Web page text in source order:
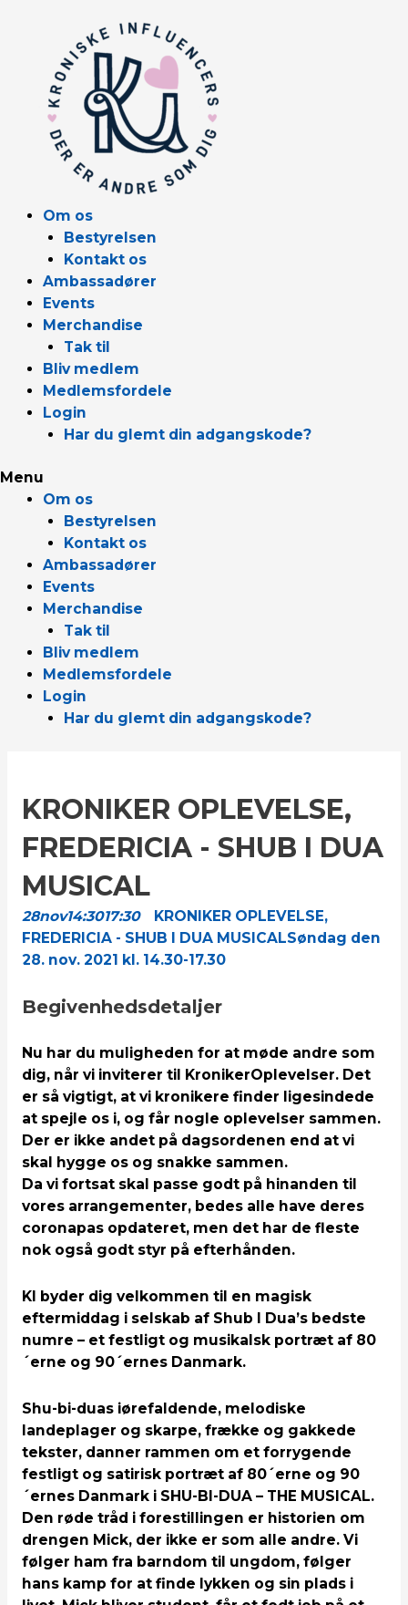
indholdet
Om os
Bestyrelsen
Kontakt os
Ambassadører
Events
Merchandise
Tak til
Bliv medlem
Medlemsfordele
Login
Har du glemt din adgangskode?
Menu
Om os
Bestyrelsen
Kontakt os
Ambassadører
Events
Merchandise
Tak til
Bliv medlem
Medlemsfordele
Login
Har du glemt din adgangskode?
KRONIKER OPLEVELSE,
FREDERICIA - SHUB I DUA
MUSICAL
28nov14:3017:30
KRONIKER OPLEVELSE,
FREDERICIA - SHUB I DUA MUSICALSøndag den
28. nov. 2021 kl. 14.30-17.30
Begivenhedsdetaljer
Nu har du muligheden for at møde andre som
dig, når vi inviterer til KronikerOplevelser. Det
er så vigtigt, at vi kronikere finder ligesindede
at spejle os i, og får nogle oplevelser sammen.
Der er ikke andet på dagsordenen end at vi
skal hygge os og snakke sammen.
Da vi fortsat skal passe godt på hinanden til
vores arrangementer, bedes alle have deres
coronapas opdateret, men det har de fleste
nok også godt styr på efterhånden.
KI byder dig velkommen til en magisk
eftermiddag i selskab af Shub I Dua’s bedste
numre – et festligt og musikalsk portræt af 80
´erne og 90´ernes Danmark.
Shu-bi-duas iørefaldende, melodiske
landeplager og skarpe, frække og gakkede
tekster, danner rammen om et forrygende
festligt og satirisk portræt af 80´erne og 90
´ernes Danmark i SHU-BI-DUA – THE MUSICAL.
Den røde tråd i forestillingen er historien om
drengen Mick, der ikke er som alle andre. Vi
følger ham fra barndom til ungdom, følger
hans kamp for at finde lykken og sin plads i